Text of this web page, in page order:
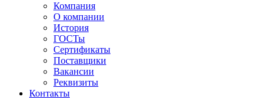
Компания
О компании
История
ГОСТы
Сертификаты
Поставщики
Вакансии
Реквизиты
Контакты